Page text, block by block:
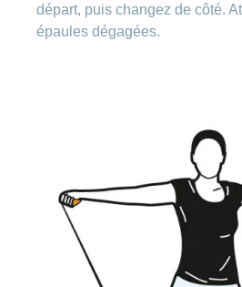
départ, puis changez de côté.
épaules dégagées.